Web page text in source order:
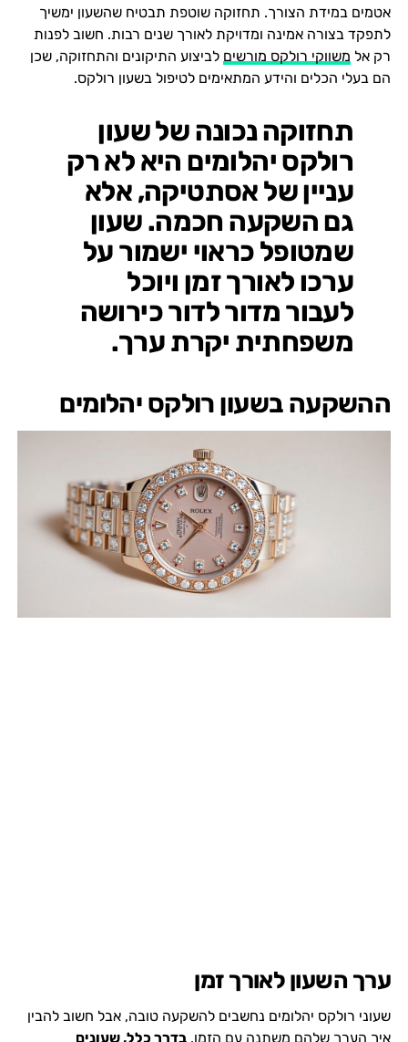
אטמים במידת הצורך. תחזוקה שוטפת תבטיח שהשעון ימשיך
לתפקד בצורה אמינה ומדויקת לאורך שנים רבות. חשוב לפנות
רק אל משווקי רולקס מורשים לביצוע התיקונים והתחזוקה, שכן
הם בעלי הכלים והידע המתאימים לטיפול בשעון רולקס.
תחזוקה נכונה של שעון
רולקס יהלומים היא לא רק
עניין של אסתטיקה, אלא
גם השקעה חכמה. שעון
שמטופל כראוי ישמור על
ערכו לאורך זמן ויוכל
לעבור מדור לדור כירושה
משפחתית יקרת ערך.
ההשקעה בשעון רולקס יהלומים
ערך השעון לאורך זמן
שעוני רולקס יהלומים נחשבים להשקעה טובה, אבל חשוב להבין
איך הערך שלהם משתנה עם הזמן. בדרך כלל, שעונים